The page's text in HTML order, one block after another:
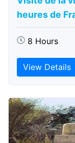
heures de
8 Hours
View Details